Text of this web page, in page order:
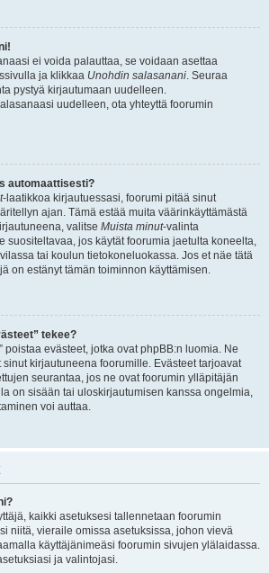
ei voida palauttaa, se voidaan asettaa
ja klikkaa Unohdin salasanani. Seuraa
pystyä kirjautumaan uudelleen.
uudelleen, ota yhteyttä foorumin
automaattisesti?
-laatikkoa kirjautuessasi, foorumi pitää sinut
ajan. Tämä estää muita väärinkäyttämästä
valitse Muista minut-valinta
suositeltavaa, jos käytät foorumia jaetulta koneelta,
tai koulun tietokoneluokassa. Jos et näe tätä
on estänyt tämän toiminnon käyttämisen.
tekee?
poistaa evästeet, jotka ovat phpBB:n luomia. Ne
kirjautuneena foorumille. Evästeet tarjoavat
seurantaa, jos ne ovat foorumin ylläpitäjän
on sisään tai uloskirjautumisen kanssa ongelmia,
voi auttaa.
kaikki asetuksesi tallennetaan foorumin
niitä, vieraile omissa asetuksissa, johon vievä
käyttäjänimeäsi foorumin sivujen ylälaidassa.
ja valintojasi.